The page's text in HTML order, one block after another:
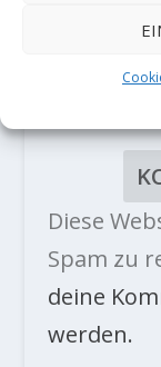
Diese
Spam zu
deine
werden.